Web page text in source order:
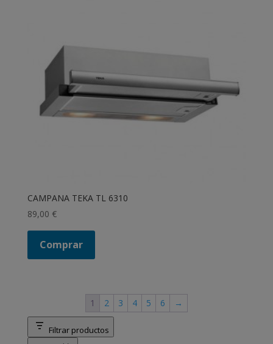
CAMPANA TEKA TL 6310
89,00 €
Comprar
1 2 3 4 5 6 →
Filtrar productos